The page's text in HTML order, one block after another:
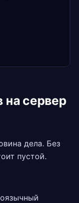
на сервер
дела. Без
пустой.